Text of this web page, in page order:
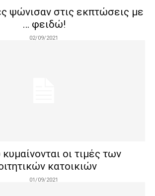
ψώνισαν στις εκπτώσεις με
… φειδώ!
02/09/2021
οι τιμές των
κατοικιών
01/09/2021